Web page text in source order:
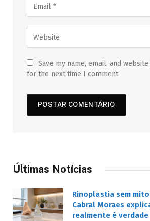
Save my name, email, and
for the next time I comment.
Últimas Notícias
Rinoplastia sem
Cabral Moraes
realmente é verdade